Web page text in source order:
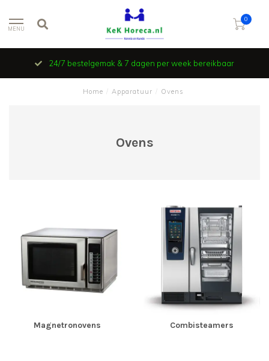
MENU
0
24/7 bestelgemak & 7 dagen per week bereikbaar
Home Apparatuur Ovens
Ovens
Magnetronovens Combisteamers